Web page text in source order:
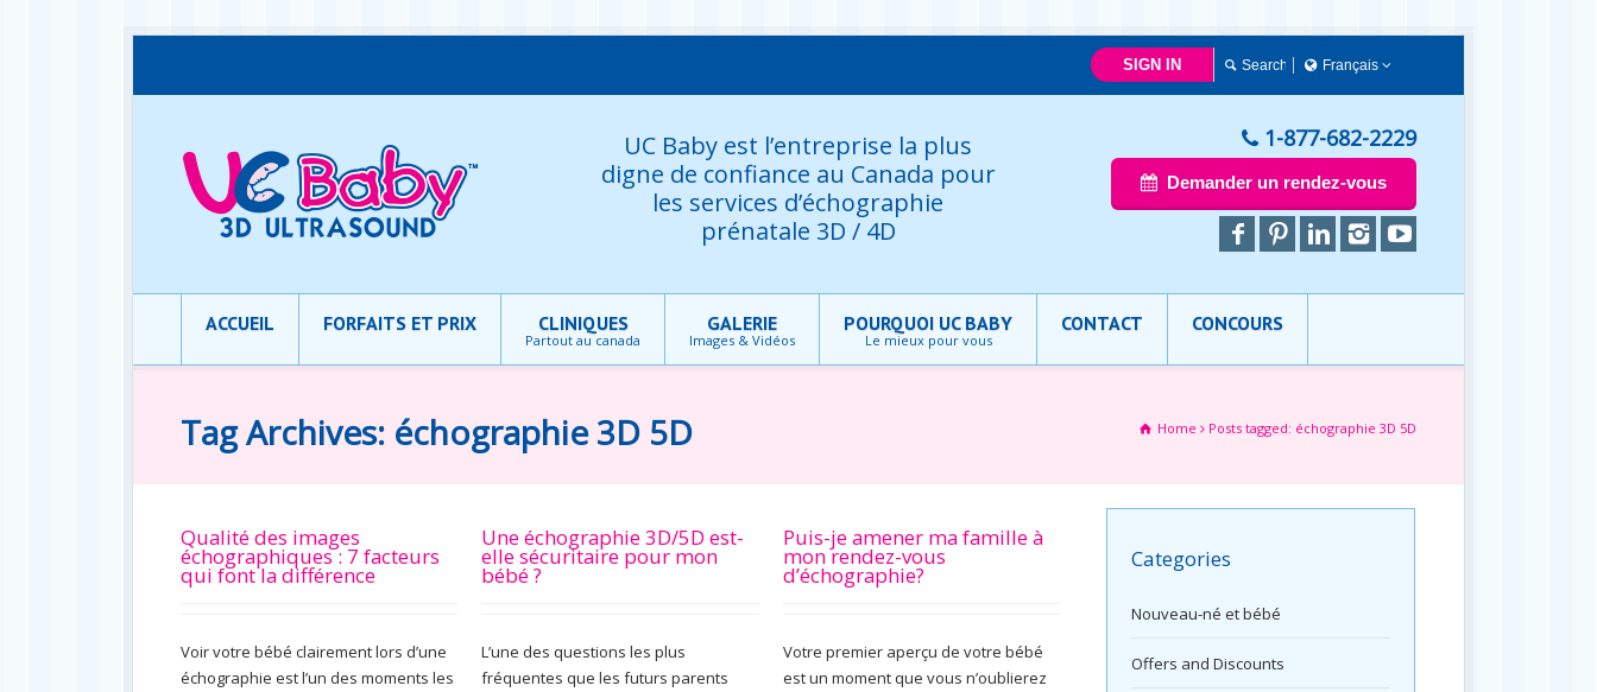
SIGN IN
Français
Français
UC Baby est l’entreprise la plus
digne de confiance au Canada pour
les services d’échographie
prénatale 3D / 4D
1-877-682-2229
Demander un rendez-vous
ACCUEIL FORFAITS ET PRIX CLINIQUES
Partout au canada
GALERIE
Images & Vidéos
POURQUOI UC BABY
Le mieux pour vous
CONTACT CONCOURS
Tag Archives: échographie 3D 5D Home Posts tagged: échographie 3D 5D
Qualité des images
échographiques : 7 facteurs
qui font la différence
Voir votre bébé clairement lors d’une
échographie est l’un des moments les
Une échographie 3D/5D est-
elle sécuritaire pour mon
bébé ?
L’une des questions les plus
fréquentes que les futurs parents
Puis-je amener ma famille à
mon rendez-vous
d’échographie?
Votre premier aperçu de votre bébé
est un moment que vous n’oublierez
Categories
Nouveau-né et bébé
Offers and Discounts